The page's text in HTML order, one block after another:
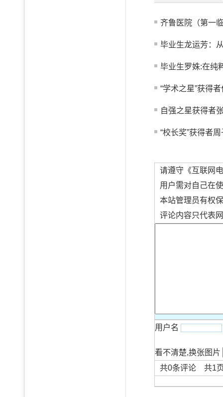
齐鲁医院（第一
毕业生龙运芳：
毕业生罗姝:在纯
“学术之星”获得
自强之星获得者
“校长奖”获得者
请遵守《互联网
用户需对自己在
本站管理员有权
评论内容只代表
用户名
看不清楚,换张图片
共0条评论 共1